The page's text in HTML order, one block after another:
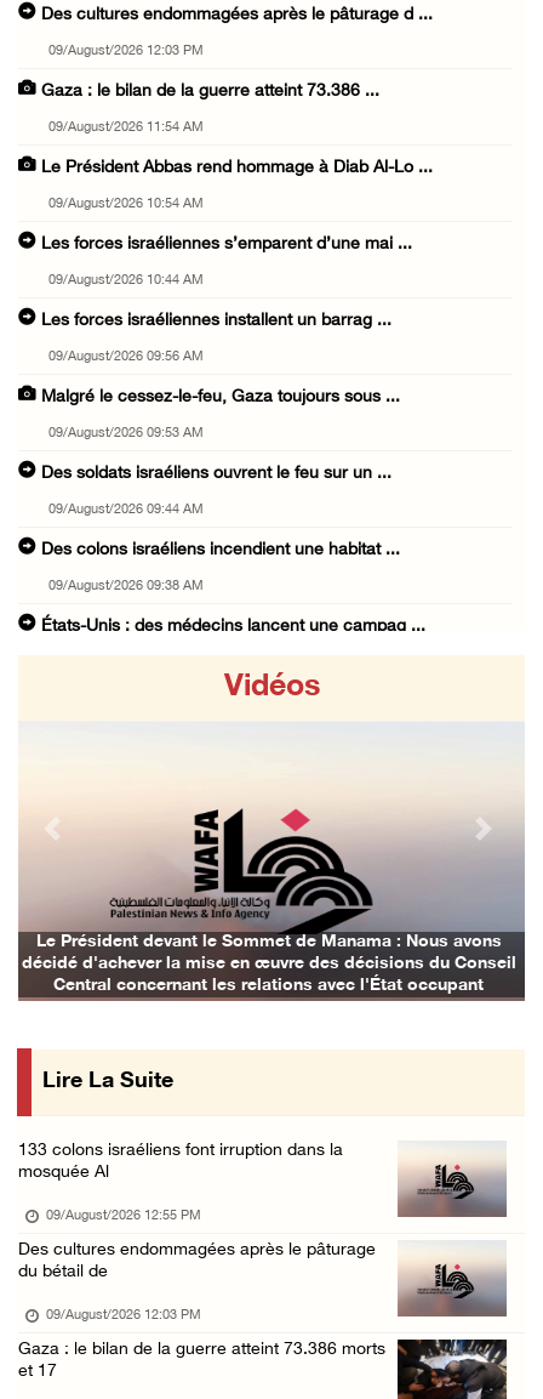
Des cultures endommagées après le pâturage d ...
09/August/2026 12:03 PM
Gaza : le bilan de la guerre atteint 73.386 ...
09/August/2026 11:54 AM
Le Président Abbas rend hommage à Diab Al-Lo ...
09/August/2026 10:54 AM
Les forces israéliennes s’emparent d’une mai ...
09/August/2026 10:44 AM
Les forces israéliennes installent un barrag ...
09/August/2026 09:56 AM
Malgré le cessez-le-feu, Gaza toujours sous ...
09/August/2026 09:53 AM
Des soldats israéliens ouvrent le feu sur un ...
09/August/2026 09:44 AM
Des colons israéliens incendient une habitat ...
09/August/2026 09:38 AM
États-Unis : des médecins lancent une campag ...
09/August/2026 07:34 AM
Des milices de colons israéliens volent un t ...
09/August/2026 07:02 AM
Des cas d’asphyxie ont été signalés dans le ...
09/August/2026 12:16 AM
Des colons attaquent une mosquée dans la bou ...
Des colons attaquent le village d'Abu Falah
Plusieurs cas d’asphyxie lors du raid des fo ...
08/August/2026 06:16 PM
Une session du Conseil de sécurité sur la Ci ...
08/August/2026 05:15 PM
Vidéos
Le Président devant le Sommet de Manama : Nous avons
décidé d'achever la mise en œuvre des décisions du Conseil
Central concernant les relations avec l'État occupant
Previous Next
Lire La Suite
133 colons israéliens font irruption dans la
mosquée Al
09/August/2026 12:55 PM
Des cultures endommagées après le pâturage
du bétail de
09/August/2026 12:03 PM
Gaza : le bilan de la guerre atteint 73.386 morts
et 17